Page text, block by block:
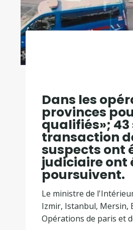
Dans les
provinces
qualifiés»;
transaction
suspects ont
judiciaire ont
poursuivent.
Le ministre de
Izmir, Istanbul, Mersin,
Opérations de paris et